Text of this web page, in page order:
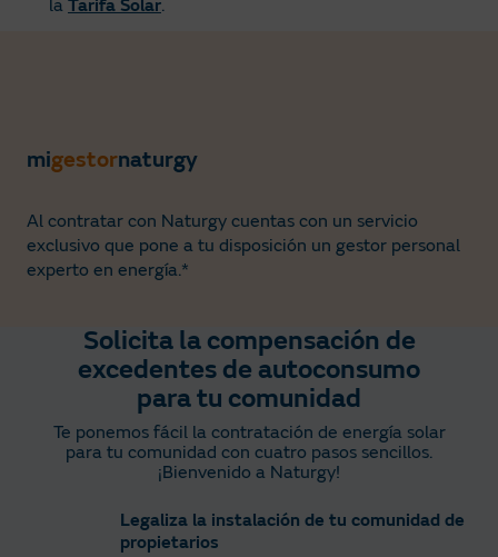
la Tarifa Solar.
migestornaturgy
Al contratar con Naturgy cuentas con un servicio
exclusivo que pone a tu disposición un gestor personal
experto en energía.*
Solicita la compensación de
excedentes de autoconsumo
para tu comunidad
Te ponemos fácil la contratación de energía solar
para tu comunidad con cuatro pasos sencillos.
¡Bienvenido a Naturgy!
Legaliza la instalación de tu comunidad de
propietarios